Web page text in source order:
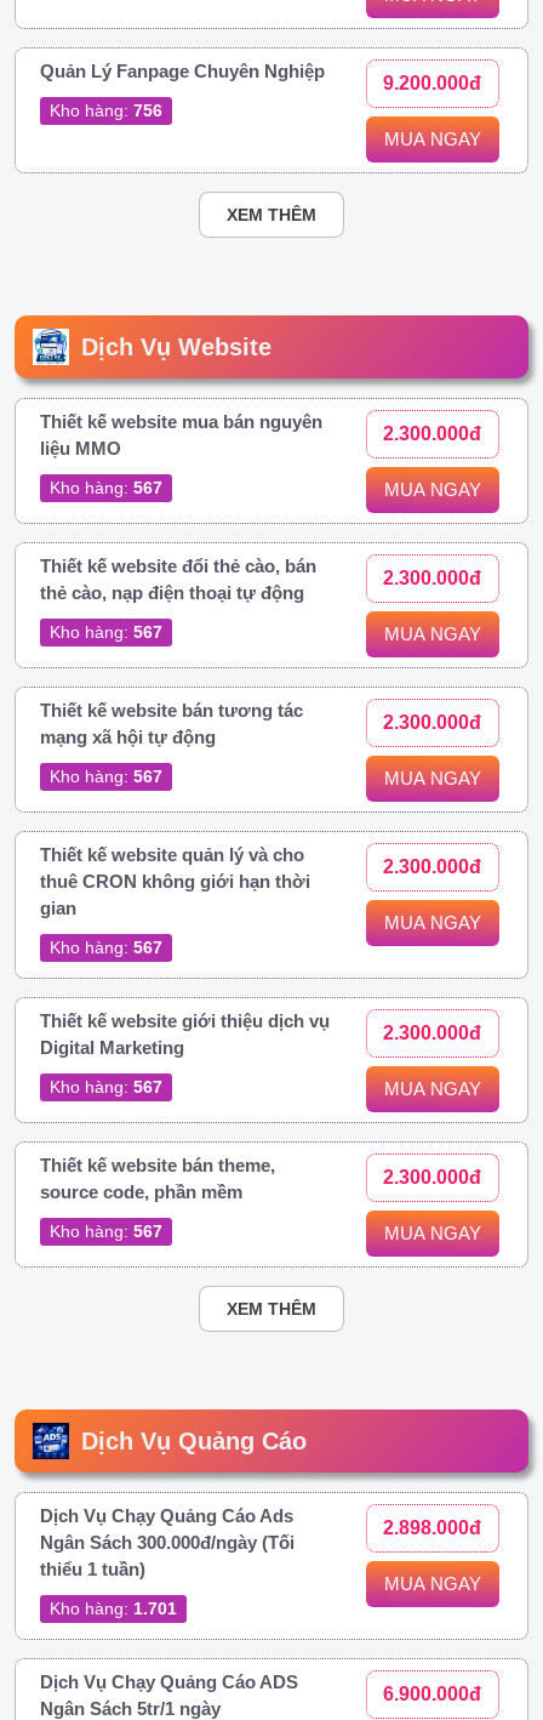
Quản Lý Fanpage Chuyên Nghiệp
Kho hàng: 756
9.200.000đ
MUA NGAY
XEM THÊM
Dịch Vụ Website
Thiết kế website mua bán nguyên
liệu MMO
Kho hàng: 567
2.300.000đ
MUA NGAY
Thiết kế website đổi thẻ cào, bán
thẻ cào, nạp điện thoại tự động
Kho hàng: 567
2.300.000đ
MUA NGAY
Thiết kế website bán tương tác
mạng xã hội tự động
Kho hàng: 567
2.300.000đ
MUA NGAY
Thiết kế website quản lý và cho
thuê CRON không giới hạn thời
gian
Kho hàng: 567
2.300.000đ
MUA NGAY
Thiết kế website giới thiệu dịch vụ
Digital Marketing
Kho hàng: 567
2.300.000đ
MUA NGAY
Thiết kế website bán theme,
source code, phần mềm
Kho hàng: 567
2.300.000đ
MUA NGAY
XEM THÊM
Dịch Vụ Quảng Cáo
Dịch Vụ Chạy Quảng Cáo Ads
Ngân Sách 300.000đ/ngày (Tối
thiểu 1 tuần)
Kho hàng: 1.701
2.898.000đ
MUA NGAY
Dịch Vụ Chạy Quảng Cáo ADS
Ngân Sách 5tr/1 ngày
6.900.000đ